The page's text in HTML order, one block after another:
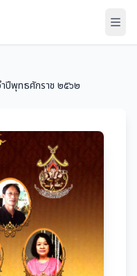
ำปีพุทธศักราช ๒๕๖๒